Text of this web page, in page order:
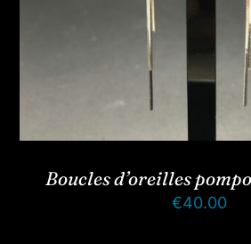
Boucles d’oreilles
€40.00